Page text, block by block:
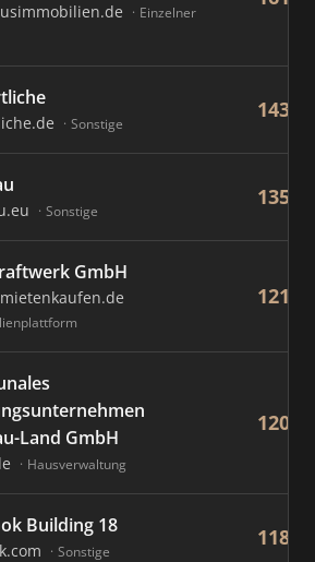
Einzelner
Sonstige
143
Sonstige
135
GmbH
121
Land GmbH
Hausverwaltung
120
Building 18
Sonstige
118